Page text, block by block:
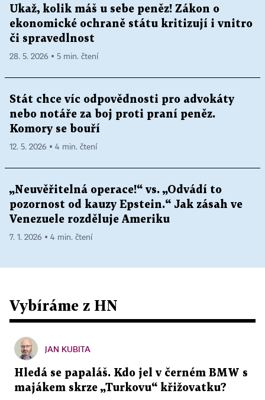
Ukaž, kolik máš u sebe peněz! Zákon o
ekonomické ochraně státu kritizují i vnitro
či spravedlnost
28. 5. 2026 ▪ 5 min. čtení
Stát chce víc odpovědnosti pro advokáty
nebo notáře za boj proti praní peněz.
Komory se bouří
12. 5. 2026 ▪ 4 min. čtení
„Neuvěřitelná operace!“ vs. „Odvádí to
pozornost od kauzy Epstein.“ Jak zásah ve
Venezuele rozděluje Ameriku
7. 1. 2026 ▪ 4 min. čtení
Vybíráme z HN
JAN KUBITA
Hledá se papaláš. Kdo jel v černém BMW s
majákem skrze „Turkovu“ křižovatku?